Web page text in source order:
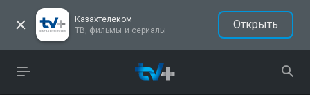
Казахтелеком
ТВ, фильмы и сериалы
Открыть